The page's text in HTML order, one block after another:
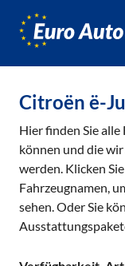
Citroën ë-
Hier finden Sie
können und die
werden. Klicken
Fahrzeugnamen,
sehen. Oder Sie